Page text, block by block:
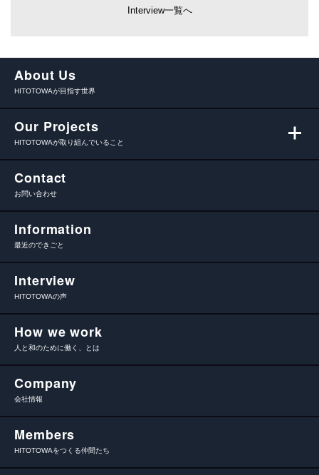
Interview一覧へ
About Us
HITOTOWAが目指す世界
Our Projects
HITOTOWAが取り組んでいること
Contact
お問い合わせ
Information
最近のできごと
Interview
HITOTOWAの声
How we work
人と和のために働く、とは
Company
会社情報
Members
HITOTOWAをつくる仲間たち